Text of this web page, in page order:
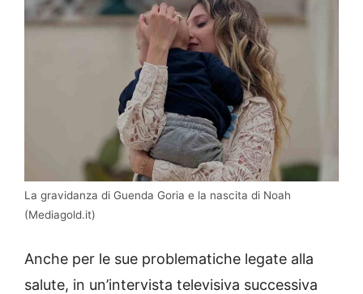
La gravidanza di Guenda Goria e la nascita di Noah
(Mediagold.it)
Anche per le sue problematiche legate alla
salute, in un’intervista televisiva successiva